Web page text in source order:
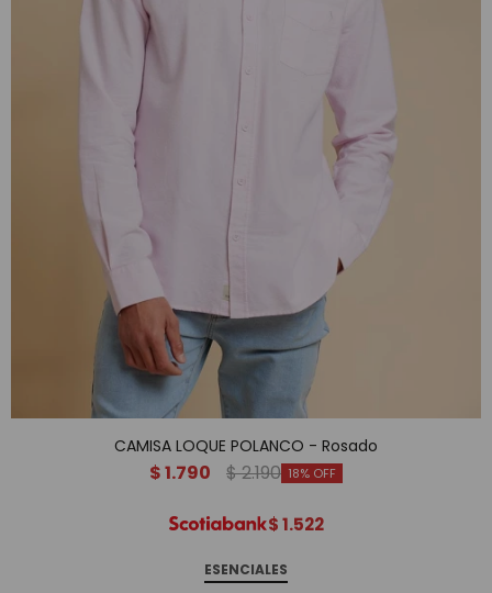
CAMISA LOQUE POLANCO - Rosado
$1.790 $2.190 18
$1.522
ESENCIALES